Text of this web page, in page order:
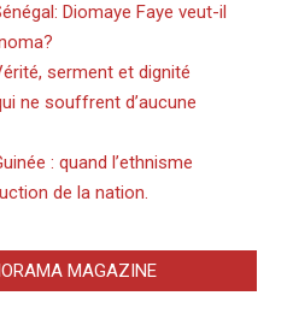
Diomaye Faye veut-il
serment et dignité
ne souffrent d’aucune
: quand l’ethnisme
de la nation.
MAGAZINE